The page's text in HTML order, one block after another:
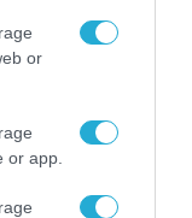
or
or app.